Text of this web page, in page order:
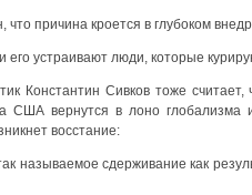
что причина кроется в глубоком
устраивают люди, которые
Константин Сивков тоже
США вернутся в лоно
восстание:
называемое сдерживание как